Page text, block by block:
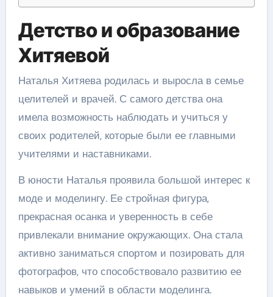
Детство и образование
Хитяевой
Наталья Хитяева родилась и выросла в семье
целителей и врачей. С самого детства она
имела возможность наблюдать и учиться у
своих родителей, которые были ее главными
учителями и наставниками.
В юности Наталья проявила большой интерес к
моде и моделингу. Ее стройная фигура,
прекрасная осанка и уверенность в себе
привлекали внимание окружающих. Она стала
активно заниматься спортом и позировать для
фотографов, что способствовало развитию ее
навыков и умений в области моделинга.